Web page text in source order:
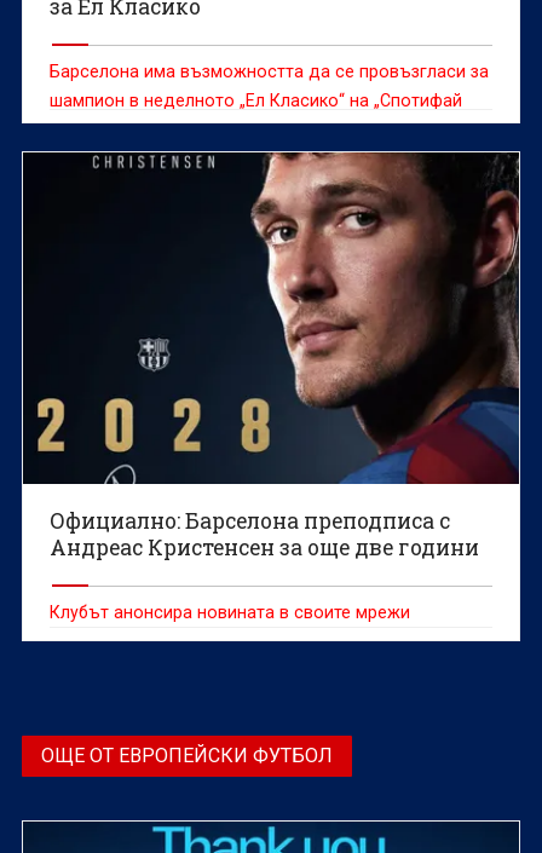
за Ел Класико
Барселона има възможността да се провъзгласи за
шампион в неделното „Ел Класико“ на „Спотифай
Камп Ноу“ и не иска да я пропуска
Официално: Барселона преподписа с
Андреас Кристенсен за още две години
Клубът анонсира новината в своите мрежи
ОЩЕ ОТ ЕВРОПЕЙСКИ ФУТБОЛ